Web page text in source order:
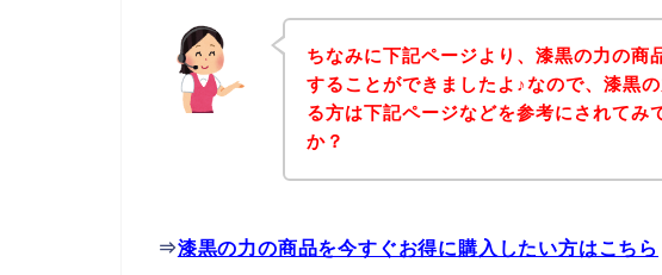
ちなみに下記ページより、漆黒の力の商
することができましたよ♪なので、漆黒
る方は下記ページなどを参考にされてみ
か？
⇒漆黒の力の商品を今すぐお得に購入したい方はこちら